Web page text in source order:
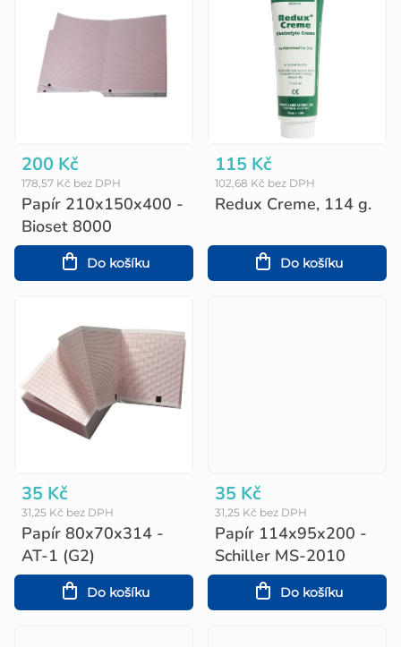
o
d
u
Papír 210x150x400 -
Bioset 8000
178,57 Kč bez DPH
200 Kč
Do košíku
Redux Creme, 114 g.
102,68 Kč bez DPH
115 Kč
Do košíku
Papír 80x70x314 -
AT-1 (G2)
31,25 Kč bez DPH
35 Kč
Do košíku
Papír 114x95x200 -
Schiller MS-2010
31,25 Kč bez DPH
35 Kč
Do košíku